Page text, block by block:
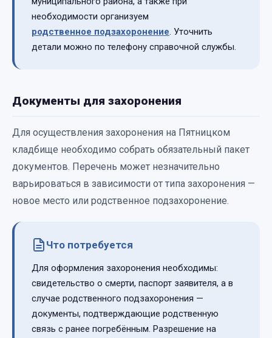
необходимости организуем
родственное подзахоронение. Уточнить
детали можно по телефону справочной службы.
Документы для захоронения
Для осуществления захоронения на Пятницком
кладбище необходимо собрать обязательный пакет
документов. Перечень может незначительно
варьироваться в зависимости от типа захоронения —
новое место или родственное подзахоронение.
Что потребуется
Для оформления захоронения необходимы:
свидетельство о смерти, паспорт заявителя, а в
случае родственного подзахоронения —
документы, подтверждающие родственную
связь с ранее погребённым. Разрешение на